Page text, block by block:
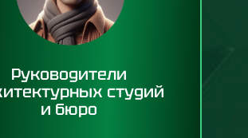
Руководители
студий
и бюро